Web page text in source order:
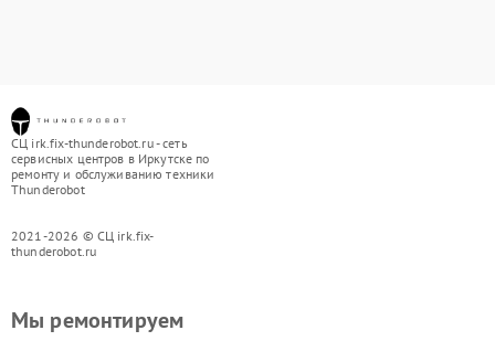
СЦ irk.fix-thunderobot.ru - сеть
сервисных центров в Иркутске по
ремонту и обслуживанию техники
Thunderobot
2021-2026 © СЦ irk.fix-
thunderobot.ru
Мы ремонтируем